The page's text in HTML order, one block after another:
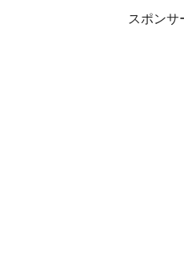
スポンサ